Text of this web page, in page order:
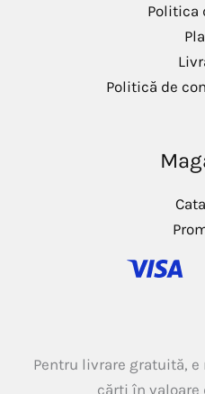
Politica
Politică de
Pentru livrare gratuită,
cărți în valoare